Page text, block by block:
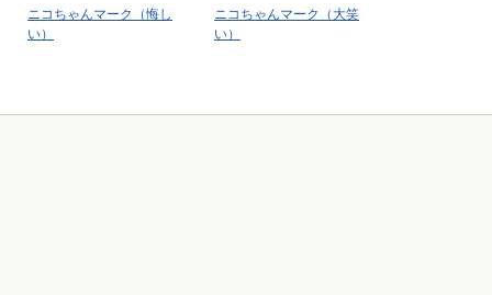
ニコちゃんマーク（悔し
い）
ニコちゃんマーク（大笑
い）